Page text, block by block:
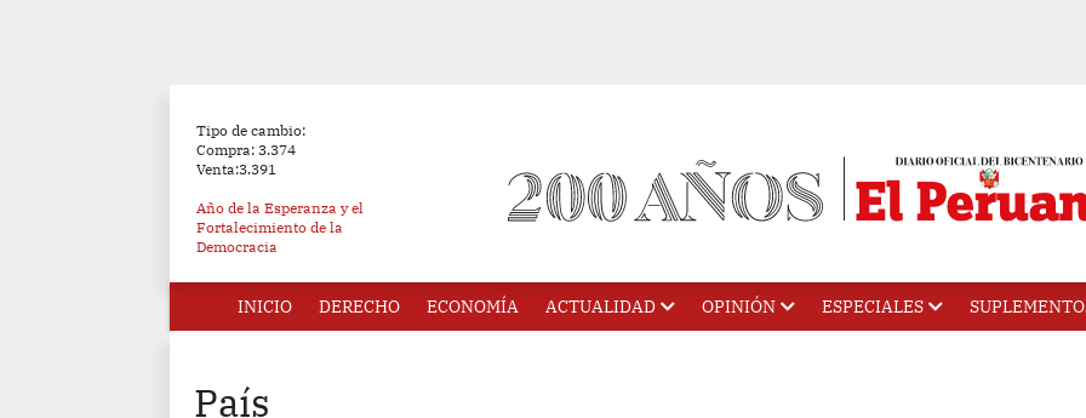
Tipo de cambio:
Compra: 3.374
Venta:3.391
Año de la Esperanza y el
Fortalecimiento de la
Democracia
INICIO DERECHO ECONOMÍA ACTUALIDAD OPINIÓN ESPECIALES
País